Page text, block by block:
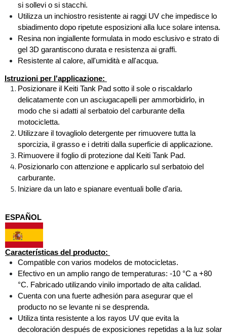
si sollevi o si stacchi.
Utilizza un inchiostro resistente ai raggi UV che impedisce lo
sbiadimento dopo ripetute esposizioni alla luce solare intensa.
Resina non ingiallente formulata in modo esclusivo e strato di
gel 3D garantiscono durata e resistenza ai graffi.
Resistente al calore, all'umidità e all'acqua.
Istruzioni per l'applicazione:
Posizionare il Keiti Tank Pad sotto il sole o riscaldarlo
delicatamente con un asciugacapelli per ammorbidirlo, in
modo che si adatti al serbatoio del carburante della
motocicletta.
Utilizzare il tovagliolo detergente per rimuovere tutta la
sporcizia, il grasso e i detriti dalla superficie di applicazione.
Rimuovere il foglio di protezione dal Keiti Tank Pad.
Posizionarlo con attenzione e applicarlo sul serbatoio del
carburante.
Iniziare da un lato e spianare eventuali bolle d'aria.
ESPAÑOL
Características del producto:
Compatible con varios modelos de motocicletas.
Efectivo en un amplio rango de temperaturas: -10 °C a +80
°C. Fabricado utilizando vinilo importado de alta calidad.
Cuenta con una fuerte adhesión para asegurar que el
producto no se levante ni se desprenda.
Utiliza tinta resistente a los rayos UV que evita la
decoloración después de exposiciones repetidas a la luz solar